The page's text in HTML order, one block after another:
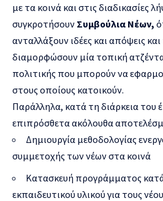
με τα κοινά και στις διαδικασίες
συγκροτήσουν Συμβούλια Νέων,
ανταλλάξουν ιδέες και απόψεις
διαμορφώσουν μία τοπική
πολιτικής που μπορούν να
στους οποίους κατοικούν.
Παράλληλα, κατά τη διάρκεια του
επιπρόσθετα ακόλουθα
Δημιουργία μεθοδολογίας
συμμετοχής των νέων στα κοινά
Κατασκευή προγράμματος
εκπαιδευτικού υλικού για τους